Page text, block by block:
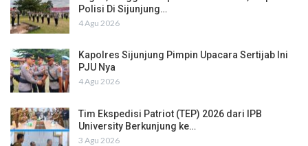
Polisi Di Sijunjung…
4 Agu 2026
Kapolres Sijunjung Pimpin Upacara Sertijab Ini
PJU Nya
4 Agu 2026
Tim Ekspedisi Patriot (TEP) 2026 dari IPB
University Berkunjung ke…
3 Agu 2026